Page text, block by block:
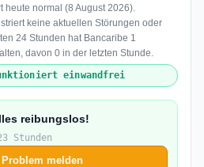
heute normal (8 August 2026).
keine aktuellen Störungen oder
24 Stunden hat Bancaribe 1
davon 0 in der letzten Stunde.
einwandfrei
reibungslos!
Stunden
Problem melden